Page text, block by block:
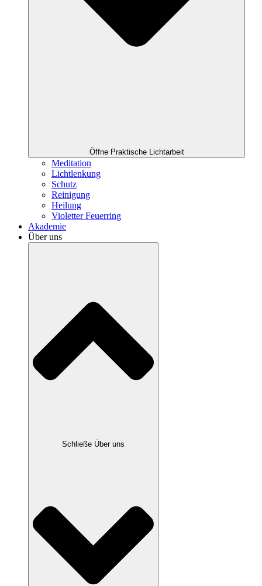
Öffne Praktische Lichtarbeit
Meditation
Lichtlenkung
Schutz
Reinigung
Heilung
Violetter Feuerring
Akademie
Über uns
Schließe Über uns